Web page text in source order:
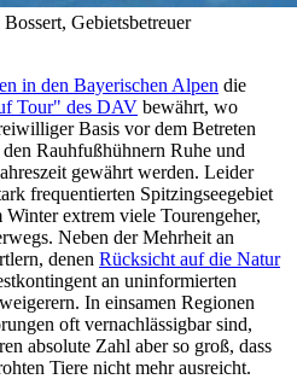
Gebietsbetreuer
in den Bayerischen Alpen die
Tour" des DAV bewährt, wo
Basis vor dem Betreten
Rauhfußhühnern Ruhe und
gewährt werden. Leider
frequentierten Spitzingseegebiet
extrem viele Tourengeher,
Neben der Mehrheit an
denen Rücksicht auf die Natur
an uninformierten
In einsamen Regionen
oft vernachlässigbar sind,
absolute Zahl aber so groß, dass
Tiere nicht mehr ausreicht.